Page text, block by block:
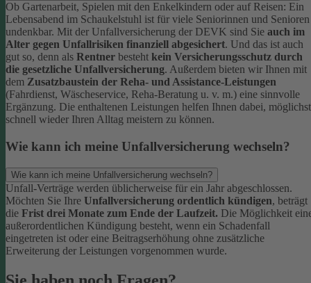
Ob Gartenarbeit, Spielen mit den Enkelkindern oder auf Reisen: Ein
Lebensabend im Schaukelstuhl ist für viele Seniorinnen und Senioren
undenkbar. Mit der Unfallversicherung der DEVK sind Sie auch im
Alter gegen Unfallrisiken finanziell abgesichert. Und das ist auch
gut so, denn als Rentner besteht kein Versicherungsschutz durch
die gesetzliche Unfallversicherung. Außerdem bieten wir Ihnen mit
dem Zusatzbaustein der Reha- und Assistance-Leistungen
(Fahrdienst, Wäscheservice, Reha-Beratung u. v. m.) eine sinnvolle
Ergänzung. Die enthaltenen Leistungen helfen Ihnen dabei, möglichst
schnell wieder Ihren Alltag meistern zu können.
Wie kann ich meine Unfallversicherung wechseln?
Wie kann ich meine Unfallversicherung wechseln?
Unfall-Verträge werden üblicherweise für ein Jahr abgeschlossen.
Möchten Sie Ihre Unfallversicherung ordentlich kündigen, beträgt
die Frist drei Monate zum Ende der Laufzeit. Die Möglichkeit
außerordentlichen Kündigung besteht, wenn ein Schadenfall
eingetreten ist oder eine Beitragserhöhung ohne zusätzliche
Erweiterung der Leistungen vorgenommen wurde.